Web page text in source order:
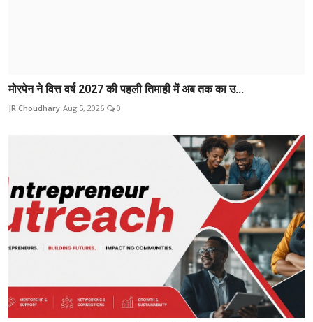
मोरपेन ने वित्त वर्ष 2027 की पहली तिमाही में अब तक का उ...
JR Choudhary Aug 5, 2026 0